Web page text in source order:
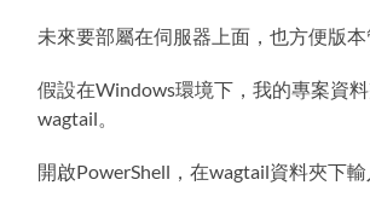
未來要部屬在伺服器上面，也方便版本
假設在Windows環境下，我的專案資
wagtail。
開啟PowerShell，在wagtail資料夾下輸